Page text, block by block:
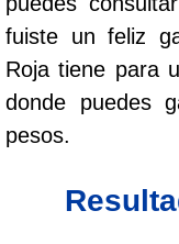
Astro Luna
Cafeterito
Cafeterito
Caribeña
fuiste un feliz
Roja tiene para
donde puedes
pesos.